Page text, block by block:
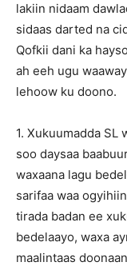
lakiin nidaam
sidaas darted na
Qofkii dani ka
ah eeh ugu
lehoow ku doono.
1. Xukuumadda SL
soo daysaa
waxaana lagu
sarifaa waa
tirada badan ee
bedelaayo, waxa
maalintaas